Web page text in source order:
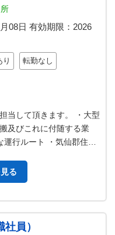
08日 有効期限： 2026
り 転勤なし
当して頂きます。 ・大型
及びこれに付随する業
行ルート ・気仙郡住田
る
員）